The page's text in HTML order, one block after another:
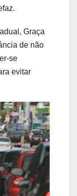
Graça
de não
se
evitar